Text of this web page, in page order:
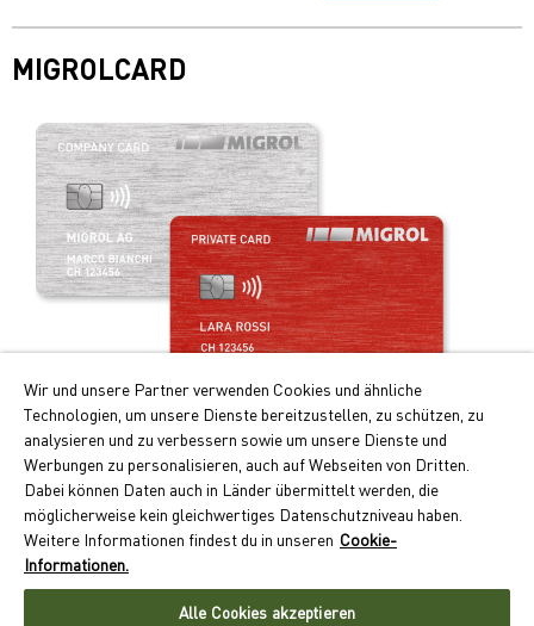
MIGROLCARD
Profitez de la carte de paiement intelligente!
Les principaux avantages de la Migrolcard:
Doubles points Cumulus pour le carburant et recharge
électrique
Paiement sans numéraire avec facture mensuelle
Large acceptation dans quelque 550 sites en Suisse
Wir und unsere Partner verwenden Cookies und ähnliche
Technologien, um unsere Dienste bereitzustellen, zu schützen, zu
analysieren und zu verbessern sowie um unsere Dienste und
Werbungen zu personalisieren, auch auf Webseiten von Dritten.
Dabei können Daten auch in Länder übermittelt werden, die
möglicherweise kein gleichwertiges Datenschutzniveau haben.
Weitere Informationen findest du in unseren Cookie-
Informationen.
Alle Cookies akzeptieren